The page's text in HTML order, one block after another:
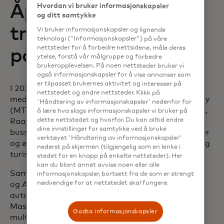
Åpne sløyfer for
transportbetalinger
på Maldivene
I 2021 signerte Maldivenes regjering en kontrakt
med Maldivenes Transport & Contracting Company
(MTCC) for å drive det nasjonale transittsystemet,
Raajje Transport Link (RTL). RTL er unik i å bruke
busser og ferger for å forbinde hundrevis av atoller
og øyer over hele nasjonen for lokalbefolkningen og
turister.
Samme år inngikk MTCC, Bank of Maldives (BML)
og Aurionpro Transit, som leverer teknologi for
automatisk billettinnkreving, et samarbeid med
Mastercard for å implementere et nytt,
multimodalt, åpent betalingssystem for RTL — det
Hvordan vi bruker informasjonskapsler
og ditt samtykke
Vi bruker informasjonskapsler og lignende
teknologi ("Informasjonskapsler") på våre
nettsteder for å forbedre nettsidene, måle deres
ytelse, forstå vår målgruppe og forbedre
brukeropplevelsen. På noen nettsteder bruker vi
også informasjonskapsler for å vise annonser som
er tilpasset brukernes aktivitet og interesser på
nettstedet og andre nettsteder. Klikk på
'Håndtering av informasjonskapsler' nedenfor for
å lære hva slags informasjonskapsler vi bruker på
dette nettstedet og hvorfor. Du kan alltid endre
dine innstillinger for samtykke ved å bruke
verktøyet 'Håndtering av informasjonskapsler'
nederst på skjermen (tilgjengelig som en lenke i
stedet for en knapp på enkelte nettsteder). Her
kan du blant annet avvise noen eller alle
informasjonskapsler, bortsett fra de som er strengt
nødvendige for at nettstedet skal fungere.
Godta informasjonskapsler